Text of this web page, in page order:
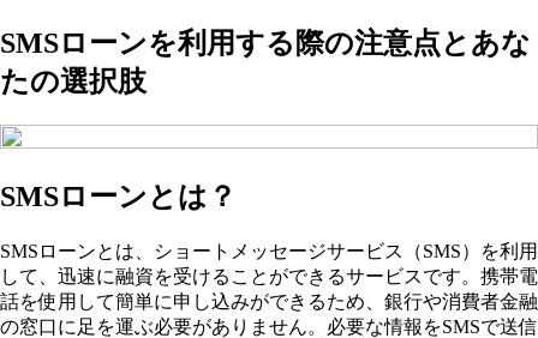
SMSローンを利用する際の注意点とあな
たの選択肢
SMSローンとは？
SMSローンとは、ショートメッセージサービス（SMS）を利用
して、迅速に融資を受けることができるサービスです。携帯電
話を使用して簡単に申し込みができるため、銀行や消費者金融
の窓口に足を運ぶ必要がありません。必要な情報をSMSで送信